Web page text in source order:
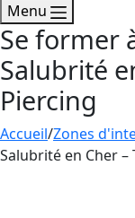
Menu
Se former
Salubrité
Piercing
Accueil/Zones
Salubrité en Cher –